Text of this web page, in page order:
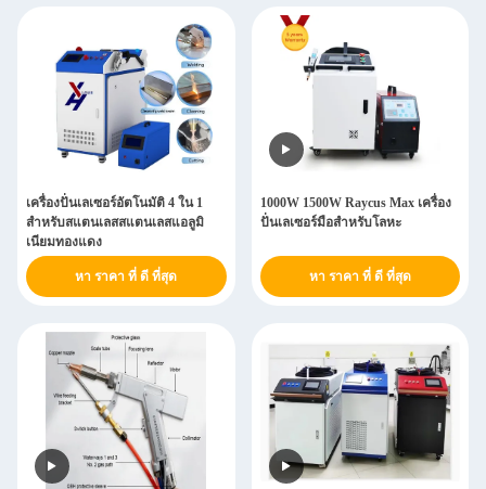
เครื่องปั่นเลเซอร์อัตโนมัติ 4 ใน 1
สําหรับสแตนเลสสแตนเลสแอลูมิ
เนียมทองแดง
หา ราคา ที่ ดี ที่สุด
1000W 1500W Raycus Max เครื่อง
ปั่นเลเซอร์มือสําหรับโลหะ
หา ราคา ที่ ดี ที่สุด